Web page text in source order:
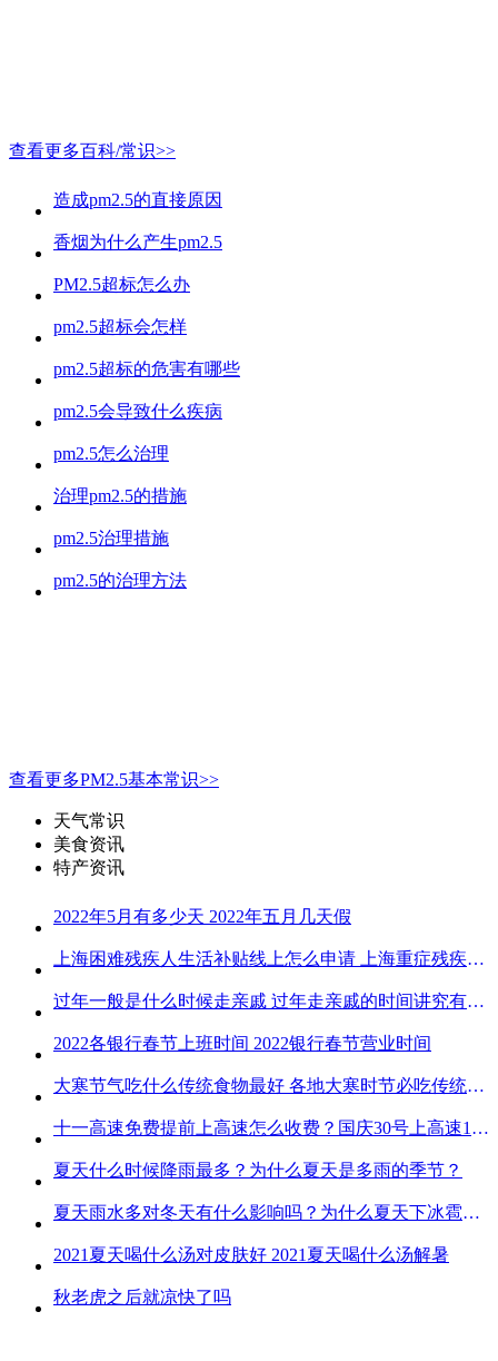
查看更多百科/常识>>
造成pm2.5的直接原因
香烟为什么产生pm2.5
PM2.5超标怎么办
pm2.5超标会怎样
pm2.5超标的危害有哪些
pm2.5会导致什么疾病
pm2.5怎么治理
治理pm2.5的措施
pm2.5治理措施
pm2.5的治理方法
查看更多PM2.5基本常识>>
天气常识
美食资讯
特产资讯
2022年5月有多少天 2022年五月几天假
上海困难残疾人生活补贴线上怎么申请 上海重症残疾人护理补贴线上申请流程
过年一般是什么时候走亲戚 过年走亲戚的时间讲究有哪些
2022各银行春节上班时间 2022银行春节营业时间
大寒节气吃什么传统食物最好 各地大寒时节必吃传统美食
十一高速免费提前上高速怎么收费？国庆30号上高速1号下高速免费吗？
夏天什么时候降雨最多？为什么夏天是多雨的季节？
夏天雨水多对冬天有什么影响吗？为什么夏天下冰雹而冬天不下冰雹
2021夏天喝什么汤对皮肤好 2021夏天喝什么汤解暑
秋老虎之后就凉快了吗